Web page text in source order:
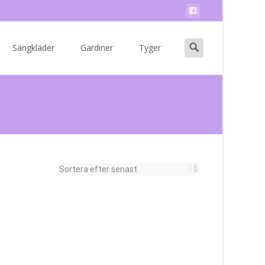
Sängkläder Gardiner Tyger
Search
for: